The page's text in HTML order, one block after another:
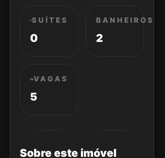
SUÍTES
0
BANHEIROS
2
VAGAS
5
Sobre este imóvel